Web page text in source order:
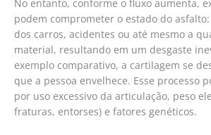
No entanto, conforme o fluxo aumenta,
podem comprometer o estado do
dos carros, acidentes ou até mesmo a
material, resultando em um desgaste
exemplo comparativo, a cartilagem se
que a pessoa envelhece. Esse processo
por uso excessivo da articulação, peso
fraturas, entorses) e fatores genéticos.